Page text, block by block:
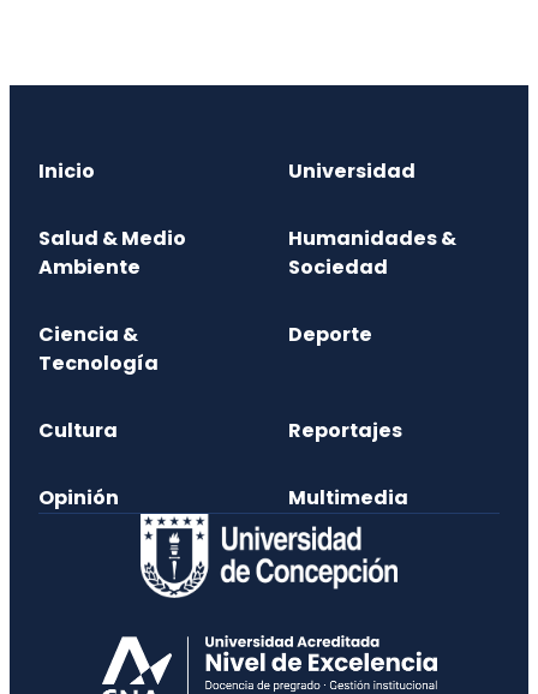
Inicio Universidad
Salud & Medio
Ambiente
Humanidades &
Sociedad
Ciencia &
Tecnología
Deporte
Cultura Reportajes
Opinión Multimedia